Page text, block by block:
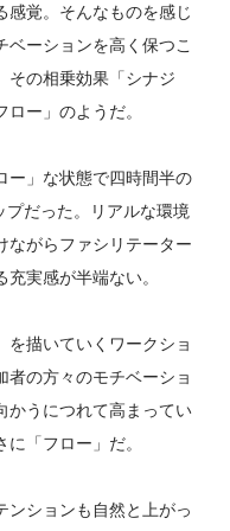
感覚。そんなものを感じ
ベーションを高く保つこ
その相乗効果「シナジ
ー」のようだ。
ー」な状態で四時間半の
だった。リアルな環境
ながらファシリテーター
実感が半端ない。
描いていくワークショ
者の方々のモチベーショ
かうにつれて高まってい
「フロー」だ。
ンションも自然と上がっ